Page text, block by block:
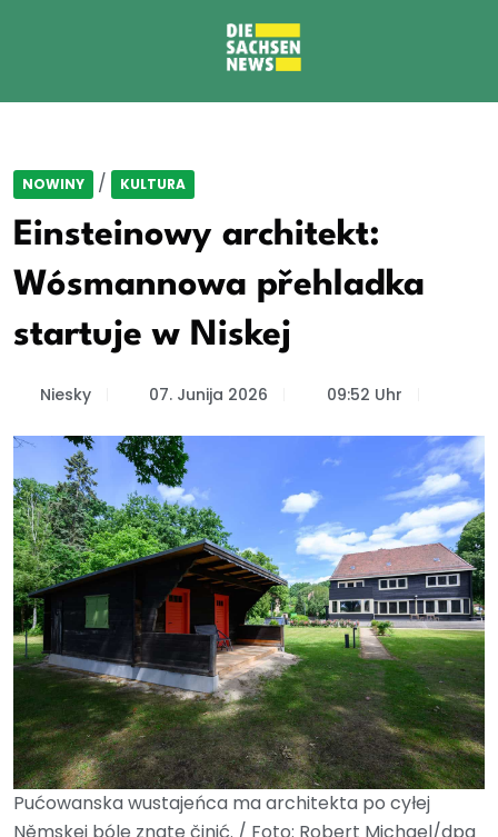
NOWINY / KULTURA
Einsteinowy architekt:
Wósmannowa přehladka
startuje w Niskej
Niesky 07. Junija 2026 09:52 Uhr
Pućowanska wustajeńca ma architekta po cyłej